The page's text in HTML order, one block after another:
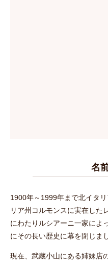
名
1900年～1999年まで北イタ
リア州コルモンスに実在した
にわたりルシアーニ一家によ
にその長い歴史に幕を閉じまし
現在、武蔵小山にある姉妹店